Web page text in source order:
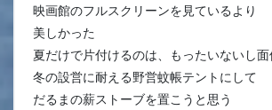
映画館のフルスクリーンを見ているより
美しかった
夏だけで片付けるのは、もったいないし
冬の設営に耐える野営蚊帳テントにして
だるまの薪ストーブを置こうと思う